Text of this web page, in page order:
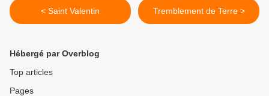
< Saint Valentin Tremblement de Terre >
Hébergé par Overblog
Top articles
Pages